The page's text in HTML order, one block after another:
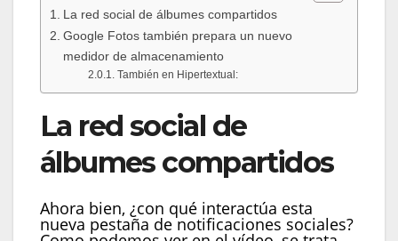
La red social de álbumes compartidos
Google Fotos también prepara un nuevo
medidor de almacenamiento
También en Hipertextual:
La red social de
álbumes compartidos
Ahora bien, ¿con qué interactúa esta
nueva pestaña de notificaciones sociales?